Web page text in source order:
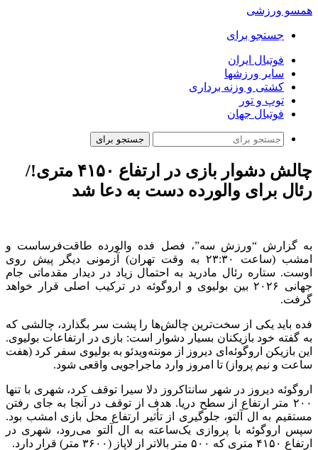
همسو ورزشی
جستجو برای
فوتبال ایران
سایر ورزشها
کشتی و وزنه برداری
توپ و تور
فوتبال جهان
جستجو برای
چالش دشوار بازی در ارتفاع ۴۱۵۰ متری!/
رئال برای والورده دست به دعا شد
به گزارش “ورزش سه”، فصل فده والورده طاقت‌فرساست و
امشب (ساعت ۲۳:۳۰ به وقت تهران) آزمونی دیگر پیش روی
اوست. ستاره رئال مادرید به احتمال زیاد در دیدار مقدماتی جام
جهانی ۲۰۲۶ بین بولیوی و اروگوئه در ترکیب اصلی قرار خواهد
گرفت.
فده باید یکی از سخت‌ترین چالش‌ها را پشت سر بگذارد، چالشی که
به گفته خود بازیکنان بسیار دشوار است: بازی در ارتفاعات بولیوی.
این بازیکن اروگوئه‌ای دیروز از مونته‌ویدئو به بولیوی سفر کرد (هفت
ساعت و نیم پرواز) تا امروز وارد ماجراجویی واقعی شود.
اروگوئه دیروز در شهر سانتاکروز دلا سیرا توقف کرد، شهری با تنها
۲۰۰ متر ارتفاع از سطح دریا. هدف از توقف در آنجا به جای رفتن
مستقیم به ال آلتو، جلوگیری از تأثیر ارتفاع محل بازی امشب بود.
سپس اروگوئه با پروازی یک‌ساعته به ال آلتو می‌رود، شهری در
ارتفاع ۴۱۵۰ متری که ۵۰۰ متر بالاتر از لاپاز (۳۶۰۰ متر) قرار دارد.